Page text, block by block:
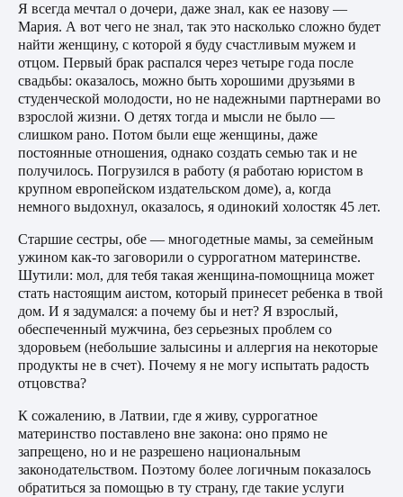
Я всегда мечтал о дочери, даже знал, как ее назову —
Мария. А вот чего не знал, так это насколько сложно будет
найти женщину, с которой я буду счастливым мужем и
отцом. Первый брак распался через четыре года после
свадьбы: оказалось, можно быть хорошими друзьями в
студенческой молодости, но не надежными партнерами во
взрослой жизни. О детях тогда и мысли не было —
слишком рано. Потом были еще женщины, даже
постоянные отношения, однако создать семью так и не
получилось. Погрузился в работу (я работаю юристом в
крупном европейском издательском доме), а, когда
немного выдохнул, оказалось, я одинокий холостяк 45 лет.
Старшие сестры, обе — многодетные мамы, за семейным
ужином как-то заговорили о суррогатном материнстве.
Шутили: мол, для тебя такая женщина-помощница может
стать настоящим аистом, который принесет ребенка в твой
дом. И я задумался: а почему бы и нет? Я взрослый,
обеспеченный мужчина, без серьезных проблем со
здоровьем (небольшие залысины и аллергия на некоторые
продукты не в счет). Почему я не могу испытать радость
отцовства?
К сожалению, в Латвии, где я живу, суррогатное
материнство поставлено вне закона: оно прямо не
запрещено, но и не разрешено национальным
законодательством. Поэтому более логичным показалось
обратиться за помощью в ту страну, где такие услуги